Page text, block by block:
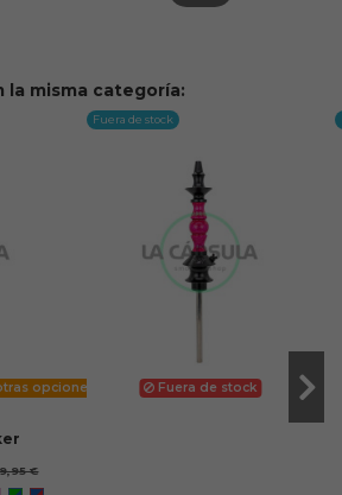
la misma categoría:
opciones
€
Fuera de stock
Fuera de stock